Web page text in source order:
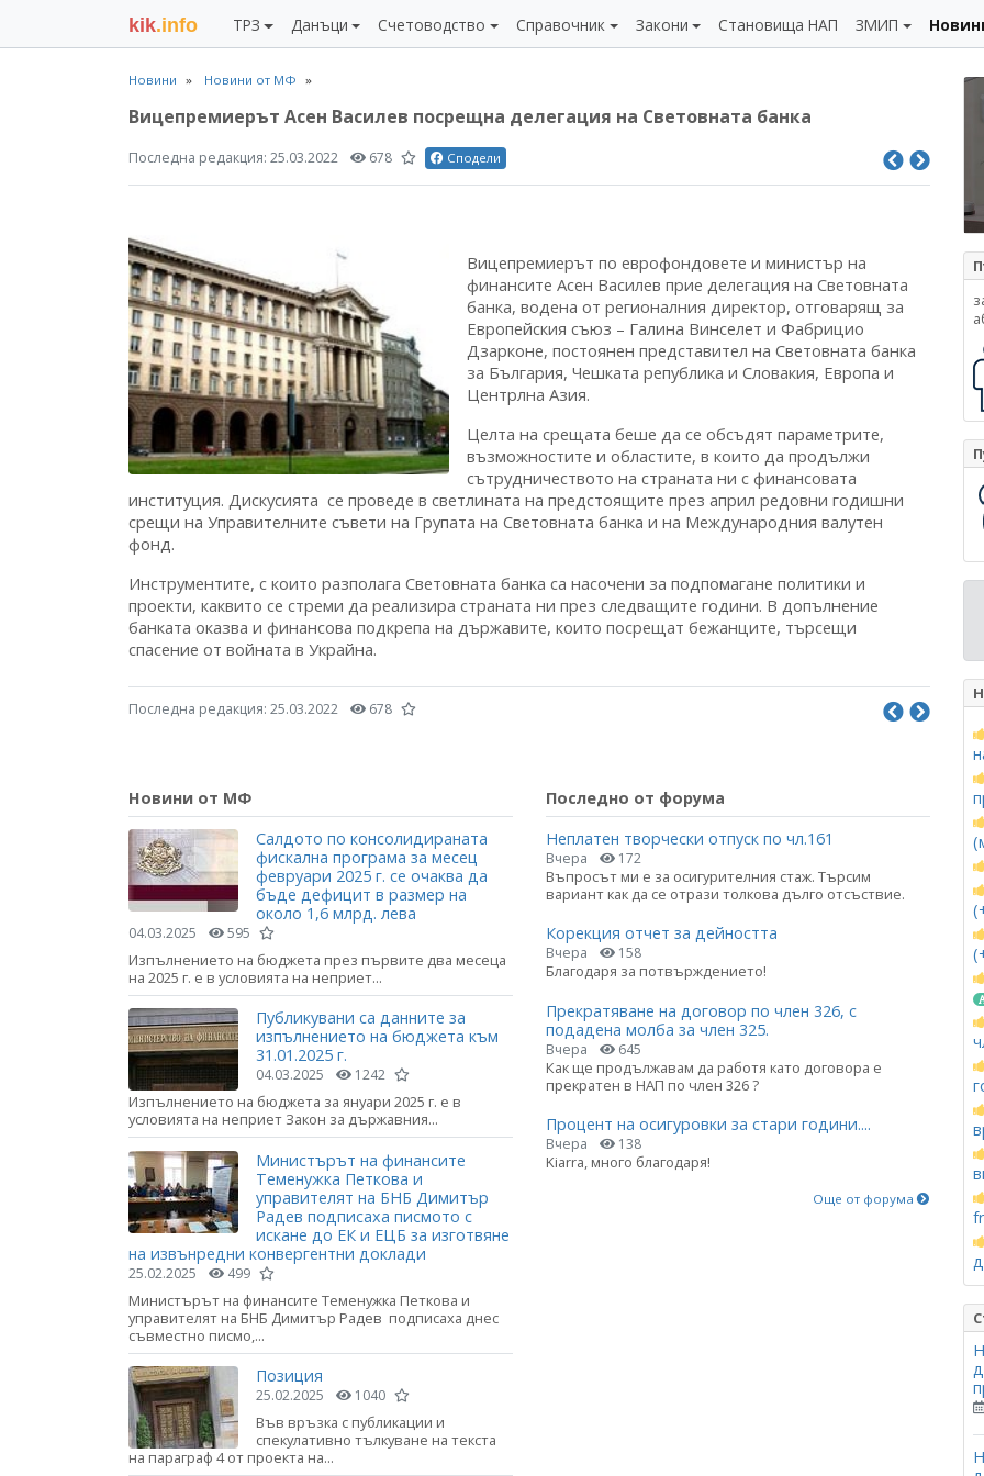
kik.info ТРЗ Данъци Счетоводство Справочник Закони Становища НАП ЗМИП
Новини Новини от МФ
Вицепремиерът Асен Василев посрещна делегация на Световната банка
Последна редакция: 25.03.2022 678 Сподели
Вицепремиерът по еврофондовете и министър на
финансите Асен Василев прие делегация на Световната
банка, водена от регионалния директор, отговарящ за
Европейския съюз – Галина Винселет и Фабрицио
Дзарконе, постоянен представител на Световната банка
за България, Чешката република и Словакия, Европа и
Центрлна Азия.
Целта на срещата беше да се обсъдят параметрите,
възможностите и областите, в които да продължи
сътрудничеството на страната ни с финансовата
институция. Дискусията се проведе в светлината на предстоящите през април редовни годишни
срещи на Управителните съвети на Групата на Световната банка и на Международния валутен
фонд.
Инструментите, с които разполага Световната банка са насочени за подпомагане политики и
проекти, каквито се стреми да реализира страната ни през следващите години. В допълнение
банката оказва и финансова подкрепа на държавите, които посрещат бежанците, търсещи
спасение от войната в Украйна.
Последна редакция: 25.03.2022 678
Новини от МФ
Салдото по консолидираната
фискална програма за месец
февруари 2025 г. се очаква да
бъде дефицит в размер на
около 1,6 млрд. лева
04.03.2025 595
Изпълнението на бюджета през първите два месеца
на 2025 г. е в условията на неприет...
Публикувани са данните за
изпълнението на бюджета към
31.01.2025 г.
04.03.2025 1242
Изпълнението на бюджета за януари 2025 г. е в
условията на неприет Закон за държавния...
Министърът на финансите
Теменужка Петкова и
управителят на БНБ Димитър
Радев подписаха писмото с
искане до ЕК и ЕЦБ за изготвяне
на извънредни конвергентни доклади
25.02.2025 499
Министърът на финансите Теменужка Петкова и
управителят на БНБ Димитър Радев подписаха днес
съвместно писмо,...
Позиция
25.02.2025 1040
Във връзка с публикации и
спекулативно тълкуване на текста
на параграф 4 от проекта на...
Последно от форума
Неплатен творчески отпуск по чл.161
Вчера 172
Въпросът ми е за осигурителния стаж. Търсим
вариант как да се отрази толкова дълго отсъствие.
Корекция отчет за дейността
Вчера 158
Благодаря за потвърждението!
Прекратяване на договор по член 326, с
подадена молба за член 325.
Вчера 645
Как ще продължавам да работя като договора е
прекратен в НАП по член 326 ?
Процент на осигуровки за стари години....
Вчера 138
Kiarra, много благодаря!
Още от форума